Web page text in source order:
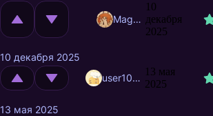
MagnificentMrFox
10
декабря
2025
10 декабря 2025
user10712017
13 мая
2025
13 мая 2025